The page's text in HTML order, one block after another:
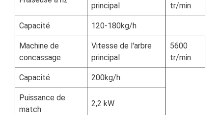
principal
tr/min
Capacité 120-180kg/h
Machine de
concassage
Vitesse de l'arbre
principal
5600
tr/min
Capacité 200kg/h
Puissance de
match
2,2 kW